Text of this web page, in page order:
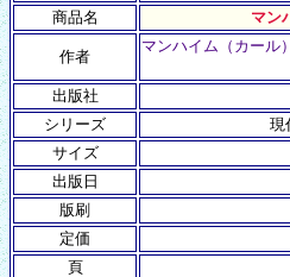
商品名
マン
作者
マンハイム（カール
出版社
シリーズ
現
サイズ
出版日
版刷
定価
頁